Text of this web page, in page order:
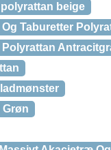
beige
Taburetter